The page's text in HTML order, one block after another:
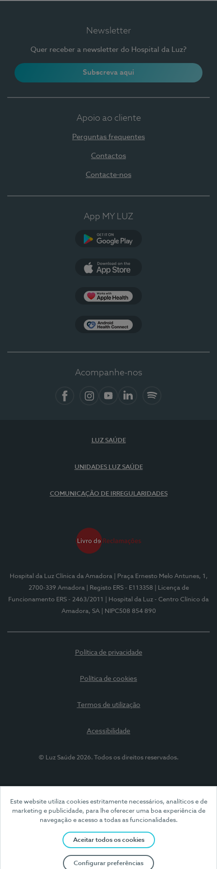
Este website utiliza cookies estritamente necessários, analíticos e de
marketing e publicidade, para lhe oferecer uma boa experiência de
navegação e acesso a todas as funcionalidades.
Aceitar todos os cookies
Configurar preferências
Newsletter
Quer receber a newsletter do Hospital da Luz?
Subscreva aqui
Apoio ao cliente
Perguntas frequentes
Contactos
Contacte-nos
App MY LUZ
Acompanhe-nos
LUZ SAÚDE
UNIDADES LUZ SAÚDE
COMUNICAÇÃO DE IRREGULARIDADES
Hospital da Luz Clínica da Amadora
| Praça Ernesto Melo Antunes, 1,
2700-339 Amadora
| Registo ERS - E113358
| Licença de
Funcionamento ERS - 2463/2011
| Hospital da Luz - Centro Clínico da
Amadora, SA
| NIPC508 854 890
Política de privacidade
Política de cookies
Termos de utilização
Acessibilidade
© Luz Saúde 2026. Todos os direitos reservados.